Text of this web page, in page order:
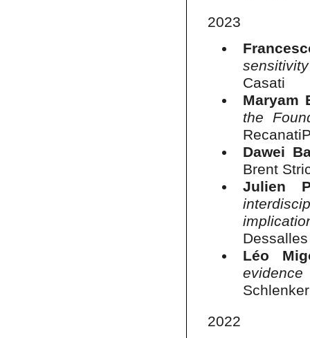
2023
Casati
Maryam
the
Dawei
Brent
Julien
Dessalles
Léo
2022